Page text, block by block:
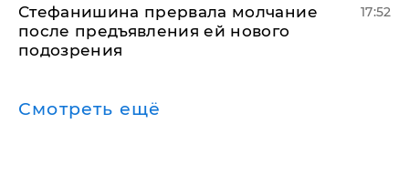
Стефанишина прервала молчание
после предъявления ей нового
подозрения
17:52
Смотреть ещё